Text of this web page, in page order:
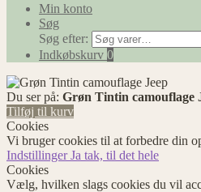
Min konto
Søg
Søg efter:
Indkøbskurv 0
Du ser på: Grøn Tintin camouflage
Tilføj til kurv
Cookies
Vi bruger cookies til at forbedre din
IndstillingerJa tak, til det hele
Cookies
Vælg, hvilken slags cookies du vil